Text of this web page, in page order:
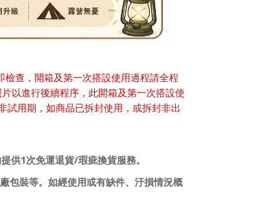
查，開箱及第一次搭設使用過程請全程
以進行後續程序，此開箱及第一次搭設使
試用期，如商品已拆封使用，或拆封非出
提供1次免運退貨/瑕疵換貨服務。
包裝等。如經使用或有缺件、汙損情況概